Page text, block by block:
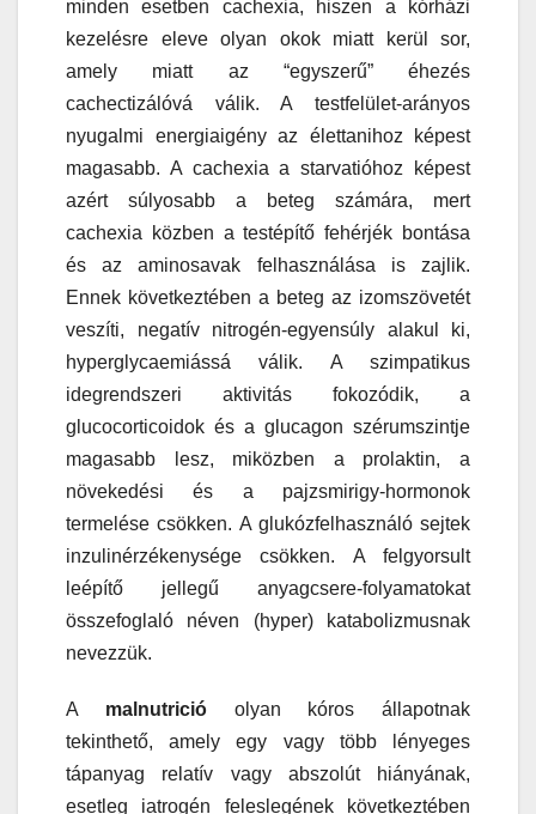
minden esetben cachexia, hiszen a kórházi
kezelésre eleve olyan okok miatt kerül sor,
amely miatt az “egyszerű” éhezés
cachectizálóvá válik. A testfelület-arányos
nyugalmi energiaigény az élettanihoz képest
magasabb. A cachexia a starvatióhoz képest
azért súlyosabb a beteg számára, mert
cachexia közben a testépítő fehérjék bontása
és az aminosavak felhasználása is zajlik.
Ennek következtében a beteg az izomszövetét
veszíti, negatív nitrogén-egyensúly alakul ki,
hyperglycaemiássá válik. A szimpatikus
idegrendszeri aktivitás fokozódik, a
glucocorticoidok és a glucagon szérumszintje
magasabb lesz, miközben a prolaktin, a
növekedési és a pajzsmirigy-hormonok
termelése csökken. A glukózfelhasználó sejtek
inzulinérzékenysége csökken. A felgyorsult
leépítő jellegű anyagcsere-folyamatokat
összefoglaló néven (hyper) katabolizmusnak
nevezzük.
A malnutricióolyan kóros állapotnak
tekinthető, amely egy vagy több lényeges
tápanyag relatív vagy abszolút hiányának,
esetleg iatrogén feleslegének következtében